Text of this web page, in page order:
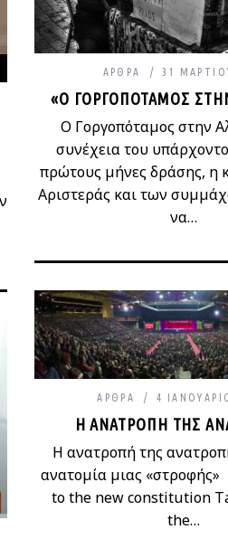
ΆΡΘΡΑ 31
«Ο ΓΟΡΓΟΠΌΤΑΜΟΣ
Ο Γοργοπόταμος στην
συνέχεια του
πρώτους μήνες δράσης, η
Αριστεράς και των
να…
ΆΡΘΡΑ 4
Η ΑΝΑΤΡΟΠΉ ΤΗΣ
Η ανατροπή της
ανατομία μιας
to the new constitution
the…